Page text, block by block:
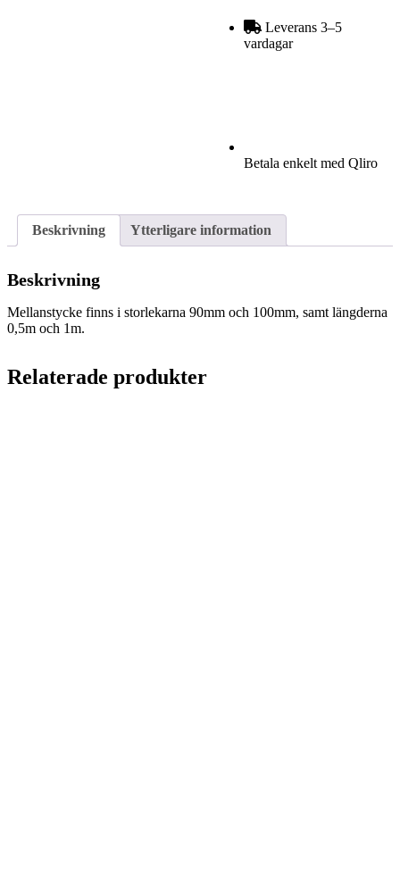
Leverans 3–5
vardagar
Betala enkelt med Qliro
Beskrivning Ytterligare information
Beskrivning
Mellanstycke finns i storlekarna 90mm och 100mm, samt längderna
0,5m och 1m.
Relaterade produkter